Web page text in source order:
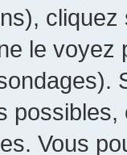
cliquez
le voyez
Vous